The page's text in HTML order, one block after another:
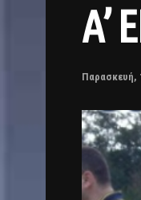
Α’
Παρασκευή,